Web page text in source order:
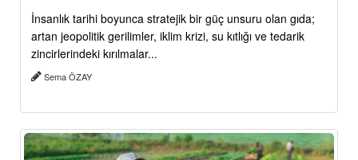
İnsanlık tarihi boyunca stratejik bir güç unsuru olan gıda;
artan jeopolitik gerilimler, iklim krizi, su kıtlığı ve tedarik
zincirlerindeki kırılmalar...
Sema ÖZAY